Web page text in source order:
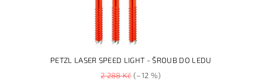
PETZL LASER SPEED LIGHT - ŠROUB DO LEDU
2 288 Kč(–12 %)